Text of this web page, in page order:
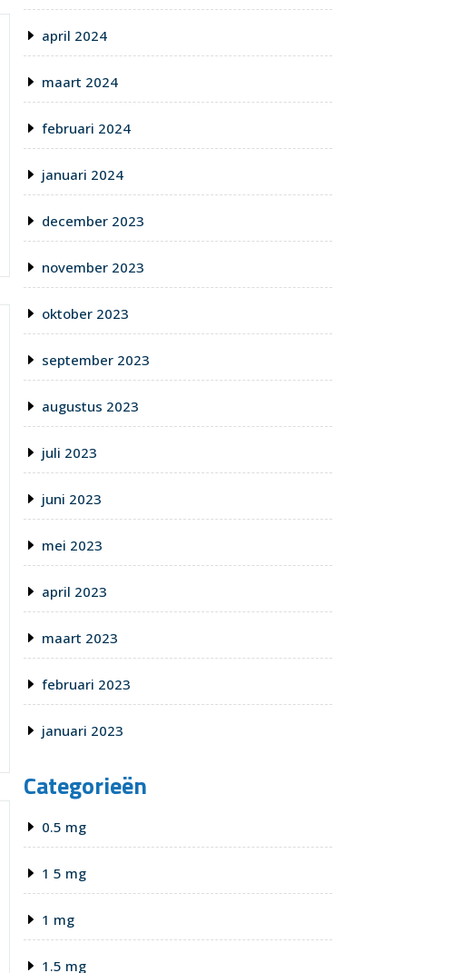
april 2024
maart 2024
februari 2024
januari 2024
december 2023
november 2023
oktober 2023
september 2023
augustus 2023
juli 2023
juni 2023
mei 2023
april 2023
maart 2023
februari 2023
januari 2023
Categorieën
0.5 mg
1 5 mg
1 mg
1.5 mg